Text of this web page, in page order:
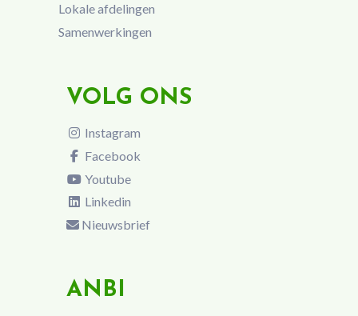
Lokale afdelingen
Samenwerkingen
VOLG ONS
Instagram
Facebook
Youtube
Linkedin
Nieuwsbrief
ANBI